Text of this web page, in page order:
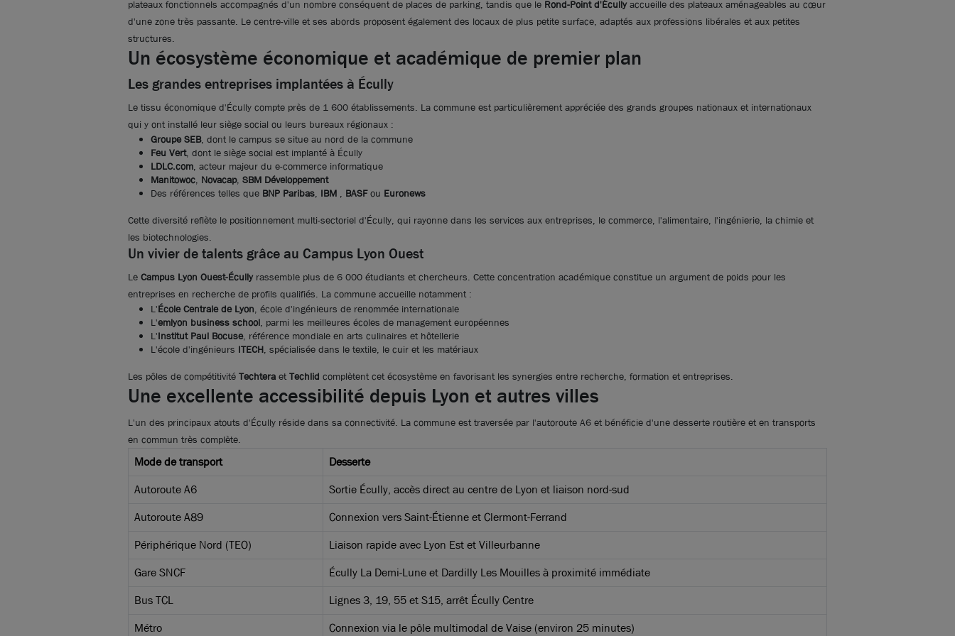
Ecully
899 m²divisibles à partir de
vous intéresser :
LISSIEU 69380
TASSIN-LA-DEMI-LUNE 69160
plateaux fonctionnels accompagnés d'un nombre conséquent de places de parking, tandis que le Rond-Point d'Écullyaccueille des plateaux aménageables au cœur
d'une zone très passante. Le centre-ville et ses abords proposent également des locaux de plus petite surface, adaptés aux professions libérales et aux petites
structures.
Un écosystème économique et académique de premier plan
Les grandes entreprises implantées à Écully
Le tissu économique d'Écully compte près de 1 600 établissements. La commune est particulièrement appréciée des grands groupes nationaux et internationaux
qui y ont installé leur siège social ou leurs bureaux régionaux :
Groupe SEB, dont le campus se situe au nord de la commune
Feu Vert, dont le siège social est implanté à Écully
LDLC.com, acteur majeur du e-commerce informatique
Manitowoc, Novacap, SBM Développement
Des références telles que BNP Paribas, IBM , BASFou Euronews
Cette diversité reflète le positionnement multi-sectoriel d'Écully, qui rayonne dans les services aux entreprises, le commerce, l'alimentaire, l'ingénierie, la chimie et
les biotechnologies.
Un vivier de talents grâce au Campus Lyon Ouest
Le Campus Lyon Ouest-Écullyrassemble plus de 6 000 étudiants et chercheurs. Cette concentration académique constitue un argument de poids pour les
entreprises en recherche de profils qualifiés. La commune accueille notamment :
L'École Centrale de Lyon, école d'ingénieurs de renommée internationale
L'emlyon business school, parmi les meilleures écoles de management européennes
L'Institut Paul Bocuse, référence mondiale en arts culinaires et hôtellerie
L'école d'ingénieurs ITECH, spécialisée dans le textile, le cuir et les matériaux
Les pôles de compétitivité Techtera et Techlid complètent cet écosystème en favorisant les synergies entre recherche, formation et entreprises.
Une excellente accessibilité depuis Lyon et autres villes
L'un des principaux atouts d'Écully réside dans sa connectivité. La commune est traversée par l'autoroute A6 et bénéficie d'une desserte routière et en transports
en commun très complète.
Mode de transport
Desserte
Autoroute A6
Sortie Écully, accès direct au centre de Lyon et liaison nord-sud
Autoroute A89
Connexion vers Saint-Étienne et Clermont-Ferrand
Périphérique Nord (TEO)
Liaison rapide avec Lyon Est et Villeurbanne
Gare SNCF
Écully La Demi-Lune et Dardilly Les Mouilles à proximité immédiate
Bus TCL
Lignes 3, 19, 55 et S15, arrêt Écully Centre
Métro
Connexion via le pôle multimodal de Vaise (environ 25 minutes)